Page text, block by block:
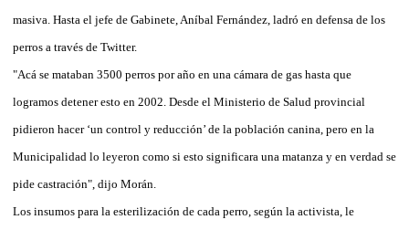
masiva. Hasta el jefe de Gabinete, Aníbal Fernández, ladró en defensa de los
perros a través de Twitter.
"Acá se mataban 3500 perros por año en una cámara de gas hasta que
logramos detener esto en 2002. Desde el Ministerio de Salud provincial
pidieron hacer ‘un control y reducción’ de la población canina, pero en la
Municipalidad lo leyeron como si esto significara una matanza y en verdad se
pide castración", dijo Morán.
Los insumos para la esterilización de cada perro, según la activista, le